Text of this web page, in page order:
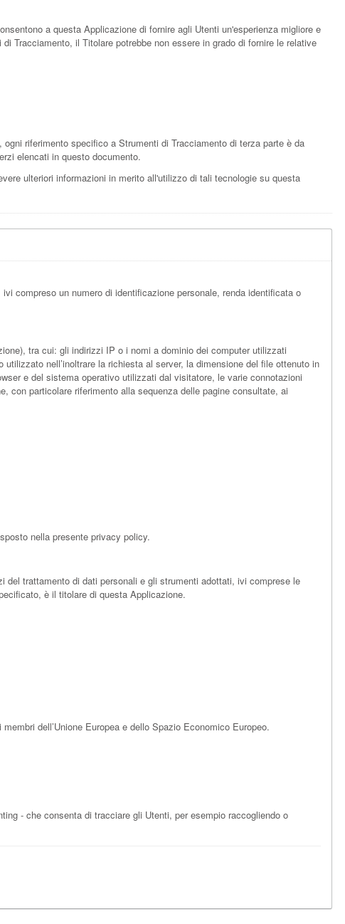
a questa Applicazione di fornire agli Utenti un'esperienza migliore e
Tracciamento, il Titolare potrebbe non essere in grado di fornire le relative
riferimento specifico a Strumenti di Tracciamento di terza parte è da
elencati in questo documento.
ulteriori informazioni in merito all'utilizzo di tali tecnologie su questa
compreso un numero di identificazione personale, renda identificata o
tra cui: gli indirizzi IP o i nomi a dominio dei computer utilizzati
nell’inoltrare la richiesta al server, la dimensione del file ottenuto in
e del sistema operativo utilizzati dal visitatore, le varie connotazioni
con particolare riferimento alla sequenza delle pagine consultate, ai
nella presente privacy policy.
trattamento di dati personali e gli strumenti adottati, ivi comprese le
è il titolare di questa Applicazione.
dell’Unione Europea e dello Spazio Economico Europeo.
- che consenta di tracciare gli Utenti, per esempio raccogliendo o